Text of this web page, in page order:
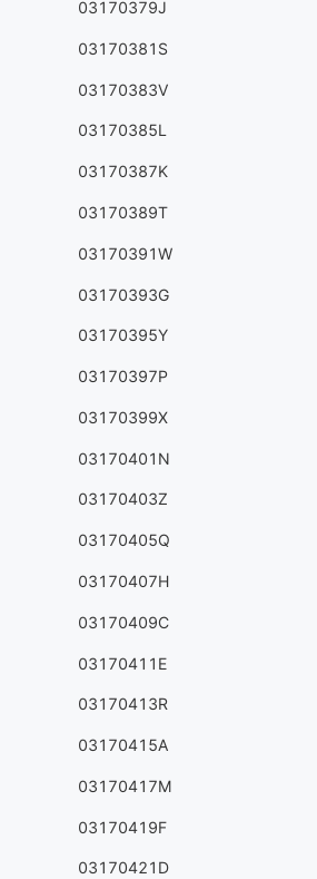
03170379J
03170381S
03170383V
03170385L
03170387K
03170389T
03170391W
03170393G
03170395Y
03170397P
03170399X
03170401N
03170403Z
03170405Q
03170407H
03170409C
03170411E
03170413R
03170415A
03170417M
03170419F
03170421D